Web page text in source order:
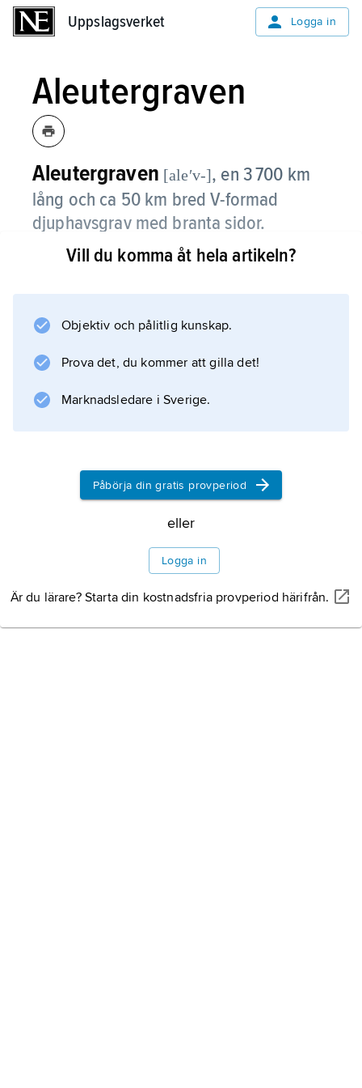
Uppslagsverket Logga in
Aleutergraven
Aleutergraven [aleʹv-], en 3 700 km
lång och ca 50 km bred V-formad
djuphavsgrav med branta sidor.
Det största djupet är 7 680 m. Aleutergraven
stillahavsplattan och den nordamerikanska
se
plattektonik
Information om artikeln
Vill du komma åt hela artikeln?
Objektiv och pålitlig kunskap.
Prova det, du kommer att gilla det!
Marknadsledare i Sverige.
Påbörja din gratis provperiod
eller
Logga in
Är du lärare? Starta din kostnadsfria provperiod härifrån.